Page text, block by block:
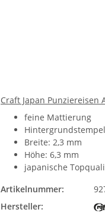
Craft Japan Punziereisen
feine Mattierung
Breite: 2,3 mm
Höhe: 6,3 mm
japanische
Artikelnummer:
Hersteller: